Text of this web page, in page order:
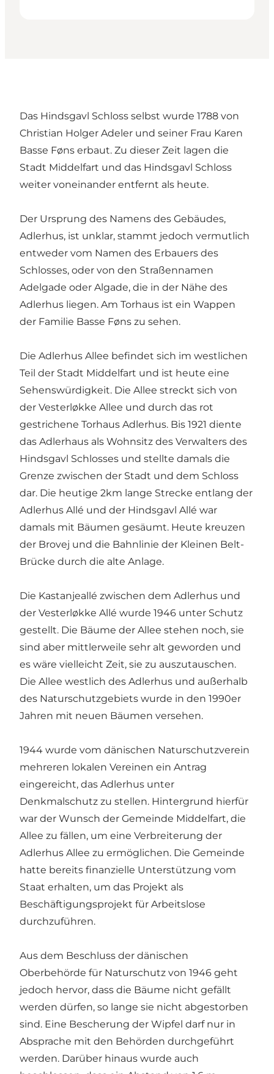
Das Hindsgavl Schloss selbst wurde 1788 von
Christian Holger Adeler und seiner Frau Karen
Basse Føns erbaut. Zu dieser Zeit lagen die
Stadt Middelfart und das Hindsgavl Schloss
weiter voneinander entfernt als heute.
Der Ursprung des Namens des Gebäudes,
Adlerhus, ist unklar, stammt jedoch vermutlich
entweder vom Namen des Erbauers des
Schlosses, oder von den Straßennamen
Adelgade oder Algade, die in der Nähe des
Adlerhus liegen. Am Torhaus ist ein Wappen
der Familie Basse Føns zu sehen.
Die Adlerhus Allee befindet sich im westlichen
Teil der Stadt Middelfart und ist heute eine
Sehenswürdigkeit. Die Allee streckt sich von
der Vesterløkke Allee und durch das rot
gestrichene Torhaus Adlerhus. Bis 1921 diente
das Adlerhaus als Wohnsitz des Verwalters des
Hindsgavl Schlosses und stellte damals die
Grenze zwischen der Stadt und dem Schloss
dar. Die heutige 2km lange Strecke entlang der
Adlerhus Allé und der Hindsgavl Allé war
damals mit Bäumen gesäumt. Heute kreuzen
der Brovej und die Bahnlinie der Kleinen Belt-
Brücke durch die alte Anlage.
Die Kastanjeallé zwischen dem Adlerhus und
der Vesterløkke Allé wurde 1946 unter Schutz
gestellt. Die Bäume der Allee stehen noch, sie
sind aber mittlerweile sehr alt geworden und
es wäre vielleicht Zeit, sie zu auszutauschen.
Die Allee westlich des Adlerhus und außerhalb
des Naturschutzgebiets wurde in den 1990er
Jahren mit neuen Bäumen versehen.
1944 wurde vom dänischen Naturschutzverein
mehreren lokalen Vereinen ein Antrag
eingereicht, das Adlerhus unter
Denkmalschutz zu stellen. Hintergrund hierfür
war der Wunsch der Gemeinde Middelfart, die
Allee zu fällen, um eine Verbreiterung der
Adlerhus Allee zu ermöglichen. Die Gemeinde
hatte bereits finanzielle Unterstützung vom
Staat erhalten, um das Projekt als
Beschäftigungsprojekt für Arbeitslose
durchzuführen.
Aus dem Beschluss der dänischen
Oberbehörde für Naturschutz von 1946 geht
jedoch hervor, dass die Bäume nicht gefällt
werden dürfen, so lange sie nicht abgestorben
sind. Eine Bescherung der Wipfel darf nur in
Absprache mit den Behörden durchgeführt
werden. Darüber hinaus wurde auch